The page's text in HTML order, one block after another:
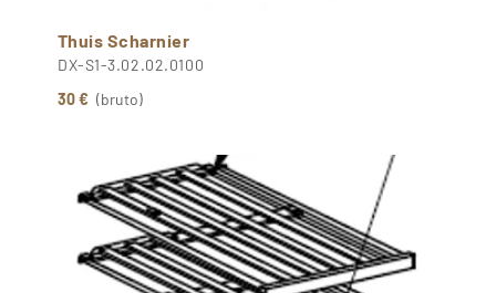
Thuis Scharnier
DX-S1-3.02.02.0100
30 € (bruto)